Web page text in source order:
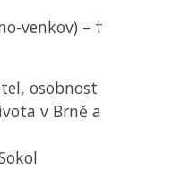
venkov) – †
osobnost
v Brně a